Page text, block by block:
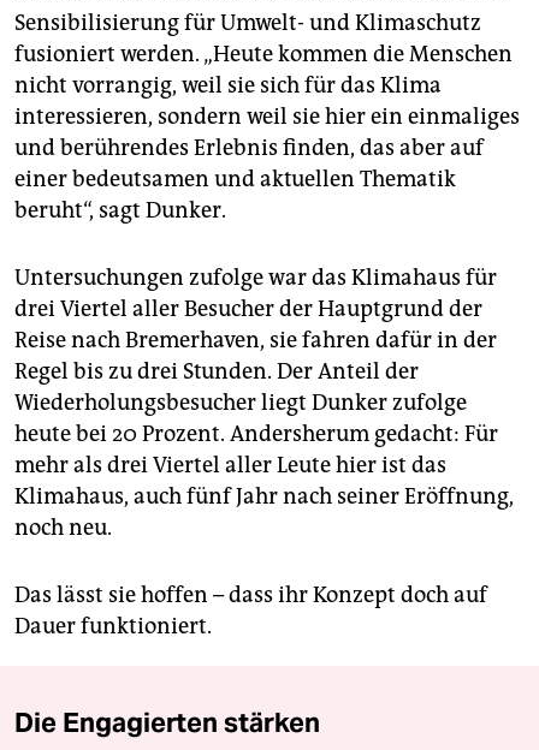
Sensibilisierung für Umwelt- und Klimaschutz
fusioniert werden. „Heute kommen die Menschen
nicht vorrangig, weil sie sich für das Klima
interessieren, sondern weil sie hier ein einmaliges
und berührendes Erlebnis finden, das aber auf
einer bedeutsamen und aktuellen Thematik
beruht“, sagt Dunker.
Untersuchungen zufolge war das Klimahaus für
drei Viertel aller Besucher der Hauptgrund der
Reise nach Bremerhaven, sie fahren dafür in der
Regel bis zu drei Stunden. Der Anteil der
Wiederholungsbesucher liegt Dunker zufolge
heute bei 20 Prozent. Andersherum gedacht: Für
mehr als drei Viertel aller Leute hier ist das
Klimahaus, auch fünf Jahr nach seiner Eröffnung,
noch neu.
Das lässt sie hoffen – dass ihr Konzept doch auf
Dauer funktioniert.
Die Engagierten stärken